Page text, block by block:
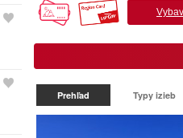
Prehľad Typy izieb